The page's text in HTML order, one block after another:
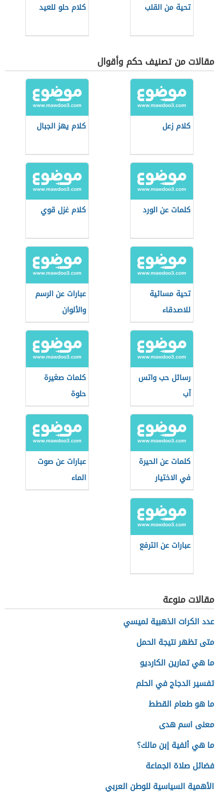
تحية من القلب كلام حلو للعيد
مقالات من تصنيف حكم وأقوال
كلام زعل كلام يهز الجبال
كلمات عن الورد كلام غزل قوي
تحية مسائية
للاصدقاء
عبارات عن الرسم
والألوان
رسائل حب واتس
آب
كلمات صغيرة
حلوة
كلمات عن الحيرة
في الاختيار
عبارات عن صوت
الماء
عبارات عن الترفع
مقالات منوعة
عدد الكرات الذهبية لميسي
متى تظهر نتيجة الحمل
ما هي تمارين الكارديو
تفسير الدجاج في الحلم
ما هو طعام القطط
معنى اسم هدى
ما هي ألفية إبن مالك؟
فضائل صلاة الجماعة
الأهمية السياسية للوطن العربي